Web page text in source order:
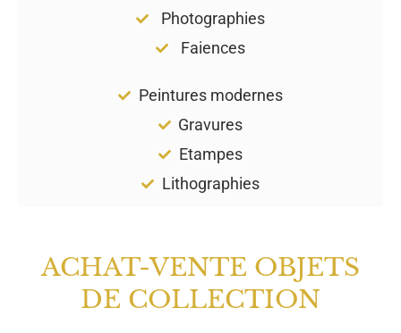
Photographies
Faiences
Peintures modernes
Gravures
Etampes
Lithographies
ACHAT-VENTE OBJETS
DE COLLECTION